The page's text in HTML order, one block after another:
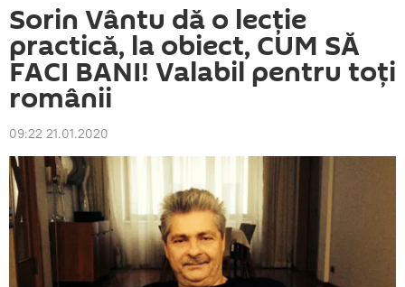
Sorin Vântu dă o lecție
practică, la obiect, CUM SĂ
FACI BANI! Valabil pentru toți
românii
09:22 21.01.2020